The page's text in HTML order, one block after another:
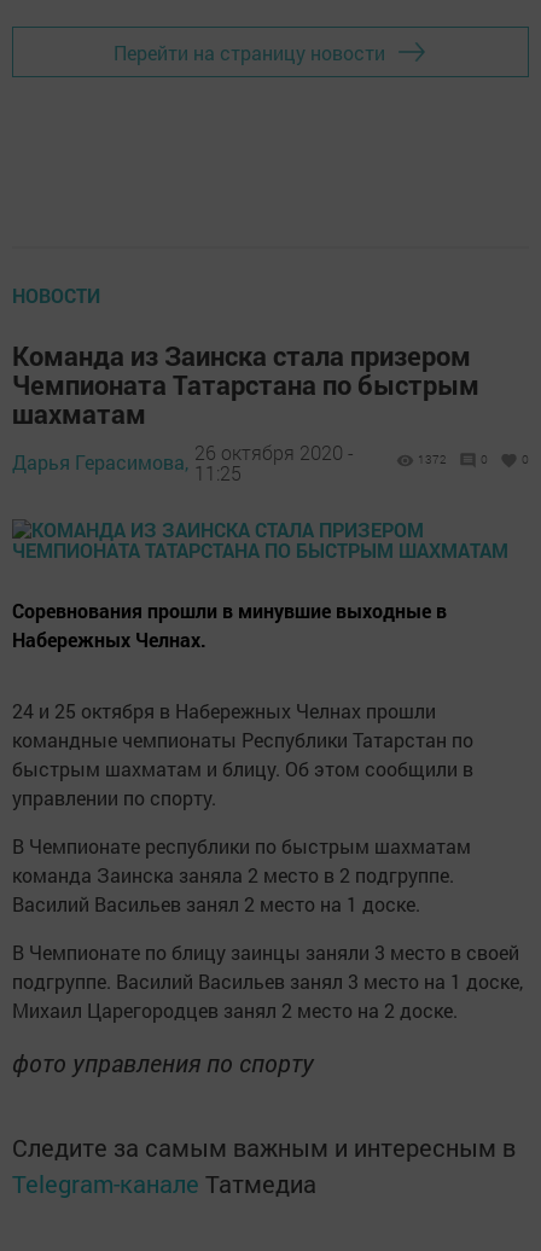
Перейти на страницу новости
НОВОСТИ
Команда из Заинска стала призером
Чемпионата Татарстана по быстрым
шахматам
Дарья Герасимова, 26 октября 2020 -
11:25
1372 0 0
Соревнования прошли в минувшие выходные в
Набережных Челнах.
24 и 25 октября в Набережных Челнах прошли
командные чемпионаты Республики Татарстан по
быстрым шахматам и блицу. Об этом сообщили в
управлении по спорту.
В Чемпионате республики по быстрым шахматам
команда Заинска заняла 2 место в 2 подгруппе.
Василий Васильев занял 2 место на 1 доске.
В Чемпионате по блицу заинцы заняли 3 место в своей
подгруппе. Василий Васильев занял 3 место на 1 доске,
Михаил Царегородцев занял 2 место на 2 доске.
фото управления по спорту
Следите за самым важным и интересным в
Telegram-канале Татмедиа